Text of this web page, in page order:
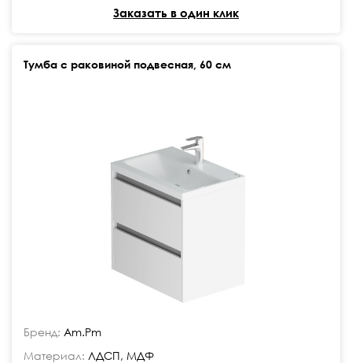
Заказать в один клик
Тумба с раковиной подвесная, 60 см
Бренд: Am.Pm
Материал: ЛДСП, МДФ